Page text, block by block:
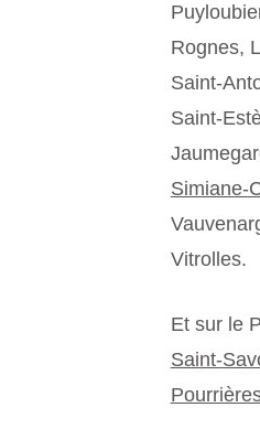
Rognes,
Saint-
Saint-
Simiane-
Vitrolles.
Et sur le
Saint-